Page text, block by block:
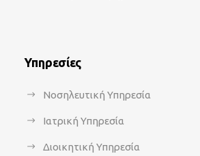
Υπηρεσίες
Νοσηλευτική Υπηρεσία
Ιατρική Υπηρεσία
Διοικητική Υπηρεσία